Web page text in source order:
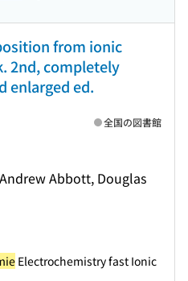
from ionic
2nd, completely
enlarged ed.
Abbott, Douglas
全国の図書館
Electrochemistry fast Ionic